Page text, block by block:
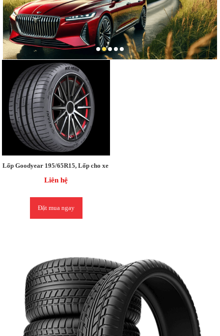
Lốp Goodyear 195/65R15, Lốp cho xe Toyota Corolla / Civic (1.8), Altis (1.8)
Liên hệ
Đặt mua ngay